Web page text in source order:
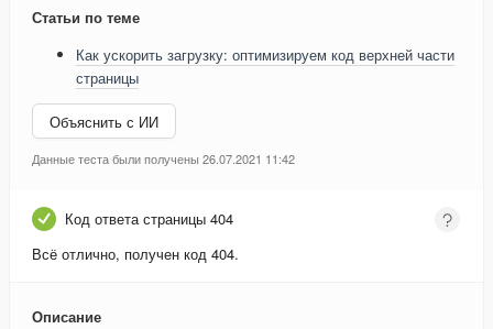
Статьи по теме
Как ускорить загрузку: оптимизируем код верхней части
страницы
Объяснить с ИИ
Данные теста были получены 26.07.2021 11:42
Код ответа страницы 404
Всё отлично, получен код 404.
Описание